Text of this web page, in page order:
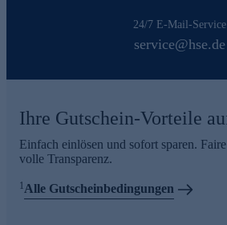
24/7 E-Mail-Service
service@hse.de
Ihre Gutschein-Vorteile
Einfach einlösen und sofort sparen.
volle Transparenz.
1Alle Gutscheinbedingungen